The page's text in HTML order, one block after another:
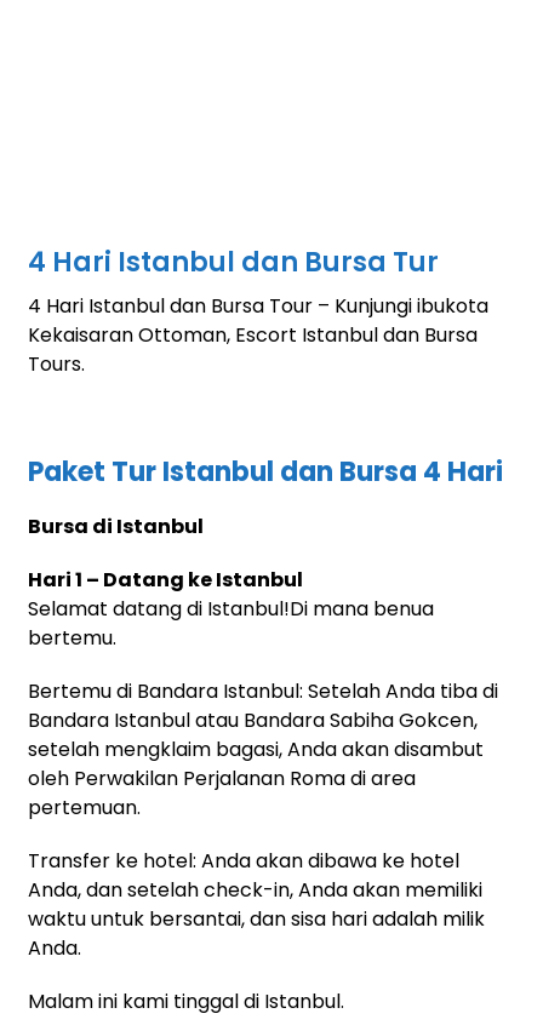
4 Hari Istanbul dan Bursa Tur
4 Hari Istanbul dan Bursa Tour – Kunjungi ibukota
Kekaisaran Ottoman, Escort Istanbul dan Bursa
Tours.
Paket Tur Istanbul dan Bursa 4 Hari
Bursa di Istanbul
Hari 1 – Datang ke Istanbul
Selamat datang di Istanbul!Di mana benua
bertemu.
Bertemu di Bandara Istanbul: Setelah Anda tiba di
Bandara Istanbul atau Bandara Sabiha Gokcen,
setelah mengklaim bagasi, Anda akan disambut
oleh Perwakilan Perjalanan Roma di area
pertemuan.
Transfer ke hotel: Anda akan dibawa ke hotel
Anda, dan setelah check-in, Anda akan memiliki
waktu untuk bersantai, dan sisa hari adalah milik
Anda.
Malam ini kami tinggal di Istanbul.